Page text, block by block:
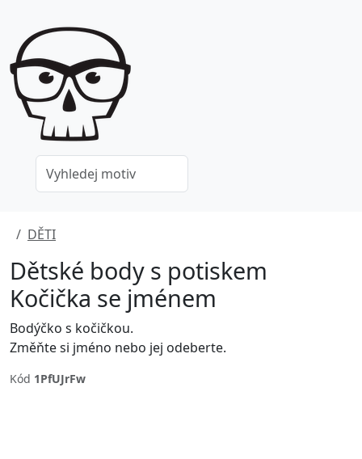
DĚTI
Dětské body s potiskem
Kočička se jménem
Bodýčko s kočičkou.
Změňte si jméno nebo jej odeberte.
Kód 1PfUJrFw